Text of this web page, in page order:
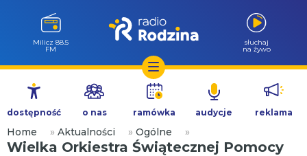
Przejdź
treści
Milicz 88.5
FM
słuchaj
na żywo
dostępność o nas ramówka audycje reklama
Home » Aktualności » Ogólne »
Wielka Orkiestra Świątecznej Pomocy